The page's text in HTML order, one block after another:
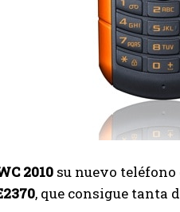
2010 su nuevo teléfono
, que consigue tanta